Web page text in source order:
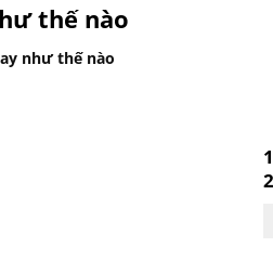
thế nào
như thế nào